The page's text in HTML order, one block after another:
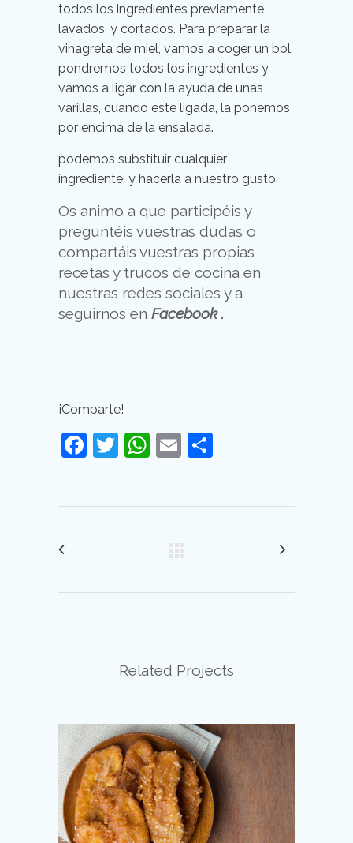
todos los ingredientes previamente
lavados, y cortados. Para preparar la
vinagreta de miel, vamos a coger un bol,
pondremos todos los ingredientes y
vamos a ligar con la ayuda de unas
varillas, cuando este ligada, la ponemos
por encima de la ensalada.
podemos substituir cualquier
ingrediente, y hacerla a nuestro gusto.
Os animo a que participéis y
preguntéis vuestras dudas o
compartáis vuestras propias
recetas y trucos de cocina en
nuestras redes sociales y a
seguirnos en Facebook.
¡Comparte!
Facebook
Twitter
WhatsApp
Email
Related Projects